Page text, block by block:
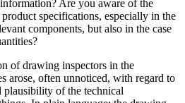
Are you aware of the
specifications, especially in the
components, but also in the case
of drawing inspectors in the
arose, often unnoticed, with regard to
plausibility of the technical